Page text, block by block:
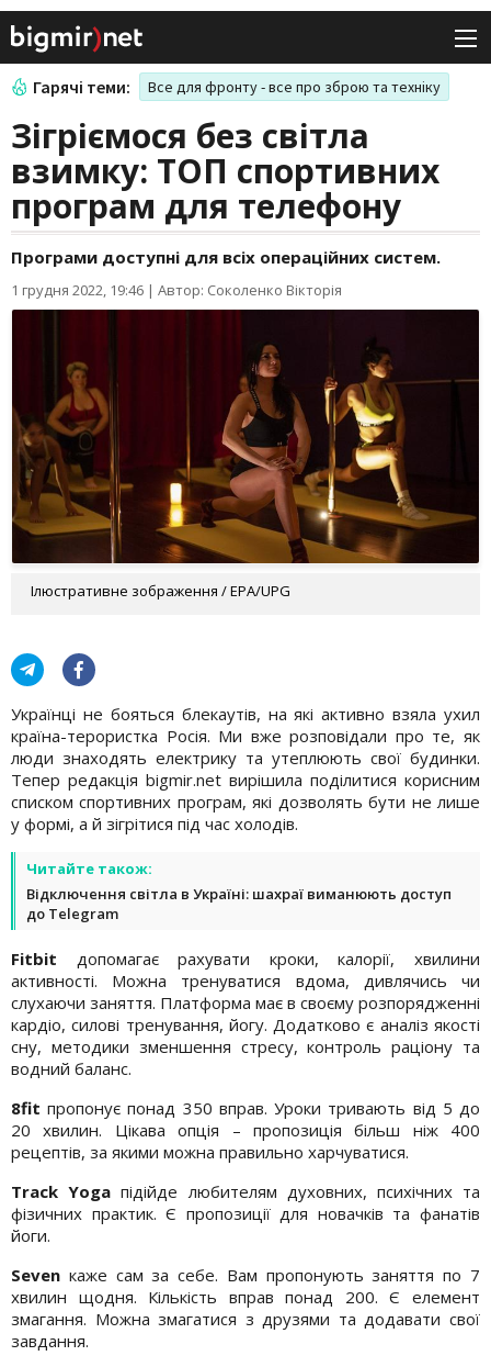
Гарячі теми: Все для фронту - все про зброю та техніку
Зігріємося без світла
взимку: ТОП спортивних
програм для телефону
Програми доступні для всіх операційних систем.
1 грудня 2022, 19:46 | Автор: Соколенко Вікторія
Ілюстративне зображення / EPA/UPG
Українці не бояться блекаутів, на які активно взяла ухил
країна-терористка Росія. Ми вже розповідали про те, як
люди знаходять електрику та утеплюють свої будинки.
Тепер редакція bigmir.net вирішила поділитися корисним
списком спортивних програм, які дозволять бути не лише
у формі, а й зігрітися під час холодів.
Читайте також:
Відключення світла в Україні: шахраї виманюють доступ
до Telegram
Fitbit допомагає рахувати кроки, калорії, хвилини
активності. Можна тренуватися вдома, дивлячись чи
слухаючи заняття. Платформа має в своєму розпорядженні
кардіо, силові тренування, йогу. Додатково є аналіз якості
сну, методики зменшення стресу, контроль раціону та
водний баланс.
8fit пропонує понад 350 вправ. Уроки тривають від 5 до
20 хвилин. Цікава опція – пропозиція більш ніж 400
рецептів, за якими можна правильно харчуватися.
Track Yoga підійде любителям духовних, психічних та
фізичних практик. Є пропозиції для новачків та фанатів
йоги.
Seven каже сам за себе. Вам пропонують заняття по 7
хвилин щодня. Кількість вправ понад 200. Є елемент
змагання. Можна змагатися з друзями та додавати свої
завдання.